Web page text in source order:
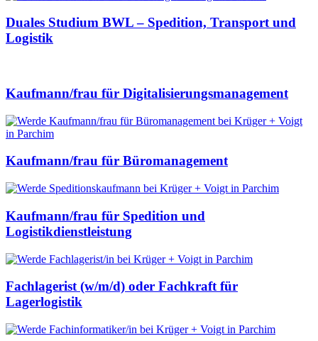
Duales Studium BWL – Spedition, Transport und
Logistik
Kaufmann/frau für Digitalisierungsmanagement
Kaufmann/frau für Büromanagement
Kaufmann/frau für Spedition und
Logistikdienstleistung
Fachlagerist (w/m/d) oder Fachkraft für
Lagerlogistik